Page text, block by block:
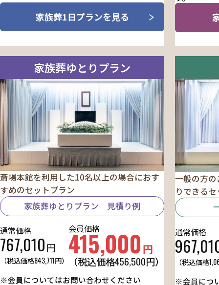
家族葬1日プランを見る
家族葬ゆとりプラン
斎場本館を利用した10名以上の場合におす
すめのセットプラン
家族葬ゆとりプラン 見積り例
通常価格
767,010円
（税込価格843,711円）
会員価格
415,000円
（税込価格456,500円）
※会員についてはお問い合わせください
一般の方
りできる
通常価格
（税込価格
※会員につ